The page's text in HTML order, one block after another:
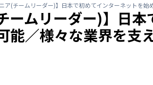
ア(チームリーダー)】日本で初めてインターネットを
ームリーダー)】日
能／様々な業界を支